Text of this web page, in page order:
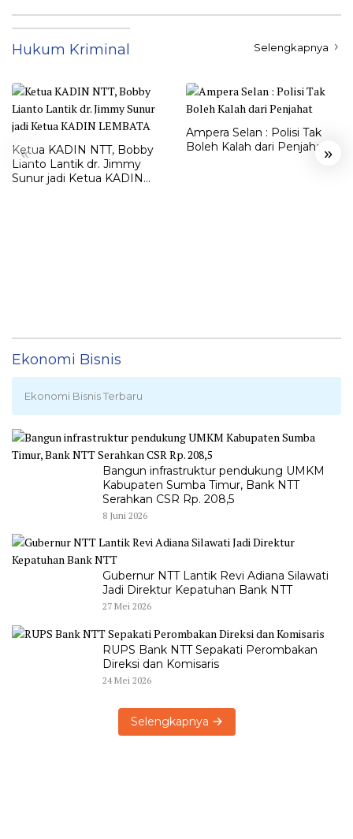
Hukum Kriminal Selengkapnya
« »
Ketua KADIN NTT, Bobby
Lianto Lantik dr. Jimmy
Sunur jadi Ketua KADIN
Ampera Selan : Polisi Tak
Boleh Kalah dari Penjahat
Ekonomi Bisnis
Ekonomi Bisnis Terbaru
Bangun infrastruktur pendukung UMKM
Kabupaten Sumba Timur, Bank NTT
Serahkan CSR Rp. 208,5
8 Juni 2026
Gubernur NTT Lantik Revi Adiana Silawati
Jadi Direktur Kepatuhan Bank NTT
27 Mei 2026
RUPS Bank NTT Sepakati Perombakan
Direksi dan Komisaris
24 Mei 2026
Selengkapnya